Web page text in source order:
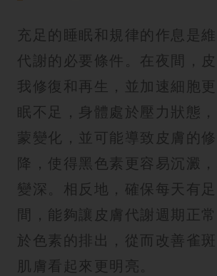
充足的睡眠和規律的作息是
代謝的必要條件。在夜間，
我修復和再生，並加速細胞
眠不足，身體處於壓力狀態
蒙變化，並可能導致皮膚的
降，使得黑色素更容易沉澱
變深。相反地，確保每天有
間，能夠讓皮膚代謝週期正
於色素的排出，從而改善雀
肌膚看起來更明亮。